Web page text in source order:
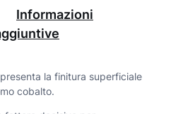
d
a
7
5
Informazioni
la finitura superficiale
cobalto.